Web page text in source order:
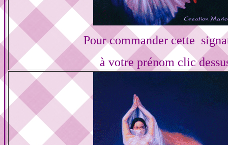
Pour commander cette
à votre prénom clic